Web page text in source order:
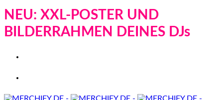
NEU: XXL-POSTER UND
BILDERRAHMEN DEINES DJs